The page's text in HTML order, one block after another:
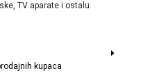
TV aparate i ostalu
kupaca